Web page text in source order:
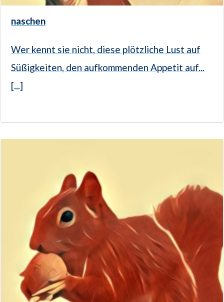
naschen
Wer kennt sie nicht, diese plötzliche Lust auf
Süßigkeiten, den aufkommenden Appetit auf...
[...]